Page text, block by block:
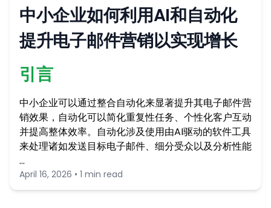
中小企业如何利用AI和自动化
提升电子邮件营销以实现增长
引言
中小企业可以通过整合自动化来显著提升其电子邮件营
销效果，自动化可以简化重复性任务、个性化客户互动
并提高整体效率。自动化涉及使用由AI驱动的软件工具
来处理诸如发送目标电子邮件、细分受众以及分析性能
…
April 16, 2026 • 1 min read